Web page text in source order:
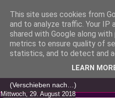
Mittwoch, 29. August 2018
This site uses cookies from
and to analyze traffic. Your IP
shared with Google along
metrics to ensure quality of
statistics, and to detect and
LEARN